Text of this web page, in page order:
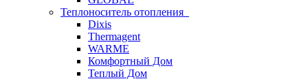
Теплоноситель отопления
Dixis
Thermagent
WARME
Комфортный Дом
Теплый Дом